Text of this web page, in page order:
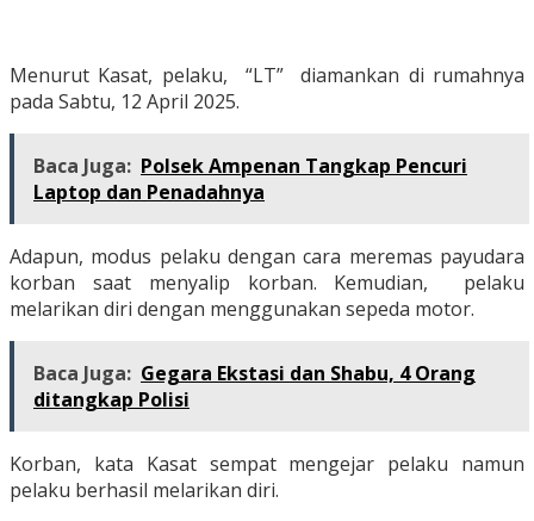
Menurut Kasat, pelaku, “LT” diamankan di rumahnya
pada Sabtu, 12 April 2025.
Baca Juga: Polsek Ampenan Tangkap Pencuri
Laptop dan Penadahnya
Adapun, modus pelaku dengan cara meremas payudara
korban saat menyalip korban. Kemudian, pelaku
melarikan diri dengan menggunakan sepeda motor.
Baca Juga: Gegara Ekstasi dan Shabu, 4 Orang
ditangkap Polisi
Korban, kata Kasat sempat mengejar pelaku namun
pelaku berhasil melarikan diri.